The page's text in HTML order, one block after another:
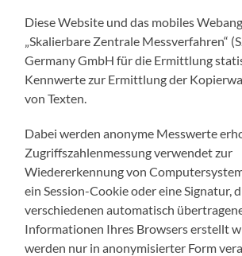
Diese Website und das mobiles
„Skalierbare Zentrale Messverfahren“
Germany GmbH für die Ermittlung
Kennwerte zur Ermittlung der
von Texten.
Dabei werden anonyme Messwerte
Zugriffszahlenmessung verwendet zur
Wiedererkennung von
ein Session-Cookie oder eine Signatur,
verschiedenen automatisch
Informationen Ihres Browsers erstellt
werden nur in anonymisierter Form